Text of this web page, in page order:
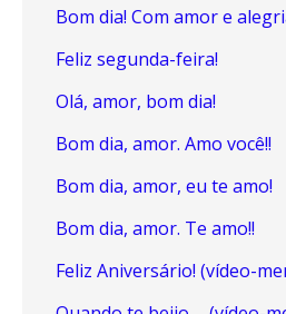
Bom dia! Com amor e
Feliz segunda-feira!
Olá, amor, bom dia!
Bom dia, amor. Amo você!!
Bom dia, amor, eu te amo!
Bom dia, amor. Te amo!!
Feliz Aniversário! (vídeo-